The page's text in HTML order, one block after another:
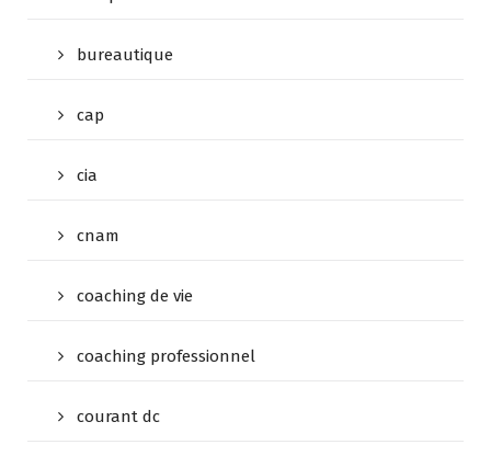
bureautique
cap
cia
cnam
coaching de vie
coaching professionnel
courant dc